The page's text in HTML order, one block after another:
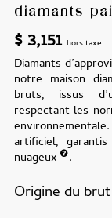
diamants
$3,151 hors taxe
Diamants
notre maison
bruts, issus
respectant les
artificiel,
nuageux
.
Origine du brut